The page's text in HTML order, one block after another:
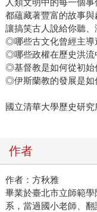
人類文明中的每一個事
都蘊藏著豐富的故事與
讓搞笑古人說給你聽、
◎哪些古文化曾經主導
◎哪些政權在歷史洪流
◎基督教是如何從初始
◎伊斯蘭教的發展是如
國立清華大學歷史研
作者
作者：方秋雅
畢業於臺北市立師範
系，當過國小老師、